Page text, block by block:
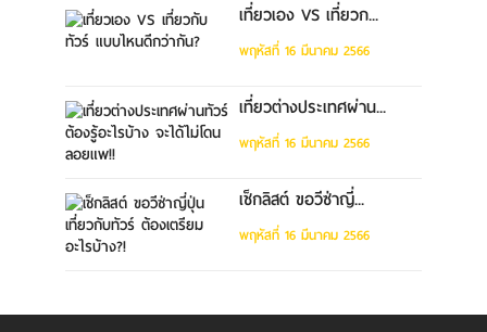
เที่ยวเอง VS เที่ยวก...
พฤหัสที่ 16 มีนาคม 2566
เที่ยวต่างประเทศผ่าน...
พฤหัสที่ 16 มีนาคม 2566
เช็กลิสต์ ขอวีซ่าญี่...
พฤหัสที่ 16 มีนาคม 2566